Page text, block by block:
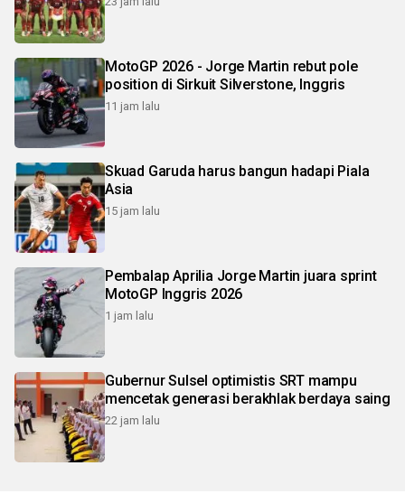
MotoGP 2026 - Jorge Martin rebut pole
position di Sirkuit Silverstone, Inggris
11 jam lalu
Skuad Garuda harus bangun hadapi Piala
Asia
15 jam lalu
Pembalap Aprilia Jorge Martin juara sprint
MotoGP Inggris 2026
1 jam lalu
Gubernur Sulsel optimistis SRT mampu
mencetak generasi berakhlak berdaya saing
22 jam lalu